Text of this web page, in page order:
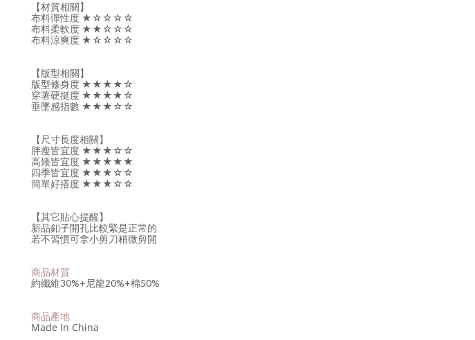
【材質相關】
布料彈性度 ★☆☆☆☆
布料柔軟度 ★★☆☆☆
布料涼爽度 ★☆☆☆☆
【版型相關】
版型修身度 ★★★★☆
穿著硬挺度 ★★★★☆
垂墜感指數 ★★★☆☆
【尺寸長度相關】
胖瘦皆宜度 ★★★☆☆
高矮皆宜度 ★★★★★
四季皆宜度 ★★★☆☆
簡單好搭度 ★★★☆☆
【其它貼心提醒】
新品釦子開孔比較緊是正常的
若不習慣可拿小剪刀稍微剪開
商品材質
約纖維30%+尼龍20%+棉50%
商品產地
Made In China